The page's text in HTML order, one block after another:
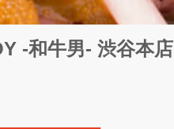
-和牛男- 渋谷本店